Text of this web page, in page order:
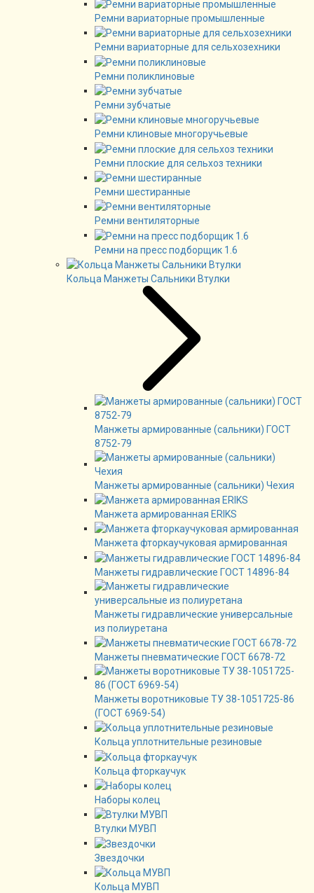
Ремни вариаторные промышленные
Ремни вариаторные для сельхозехники
Ремни поликлиновые
Ремни зубчатые
Ремни клиновые многоручьевые
Ремни плоские для сельхоз техники
Ремни шестиранные
Ремни вентиляторные
Ремни на пресс подборщик 1.6
Кольца Манжеты Сальники Втулки
Манжеты армированные (сальники) ГОСТ
8752-79
Манжеты армированные (сальники) Чехия
Манжета армированная ERIKS
Манжета фторкаучуковая армированная
Манжеты гидравлические ГОСТ 14896-84
Манжеты гидравлические универсальные
из полиуретана
Манжеты пневматические ГОСТ 6678-72
Манжеты воротниковые ТУ 38-1051725-86
(ГОСТ 6969-54)
Кольца уплотнительные резиновые
Кольца фторкаучук
Наборы колец
Втулки МУВП
Звездочки
Кольца МУВП